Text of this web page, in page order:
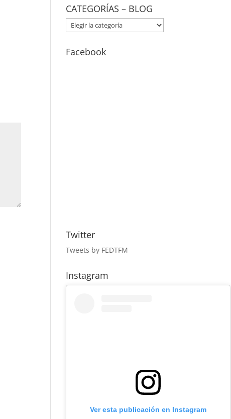
CATEGORÍAS – BLOG
CATEGORÍAS
–
BLOG
Facebook
Twitter
Tweets by FEDTFM
Instagram
Ver esta publicación en Instagram